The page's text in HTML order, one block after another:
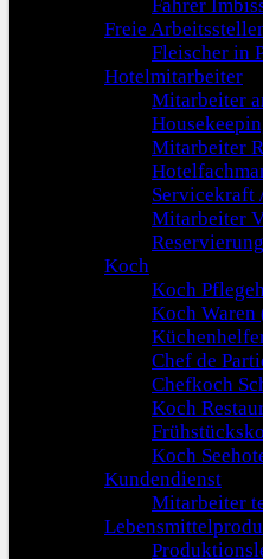
Fahrer
Freie
Fleischer in
Hotelmitarbeiter
Mitarbeiter
Mitarbeiter
Servicekraft
Mitarbeiter
Reservierung
Koch
Koch
Koch
Chef de
Chefkoch
Koch
Koch
Kundendienst
Mitarbeiter